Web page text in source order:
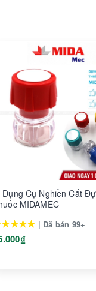
Dụng Cụ Nghiền Cắt
MIDAMEC
| Đã bán 99+